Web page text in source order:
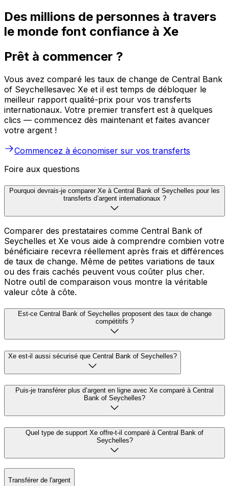
Des millions de personnes à travers
le monde font confiance à Xe
Prêt à commencer ?
Vous avez comparé les taux de change de Central Bank
of Seychellesavec Xe et il est temps de débloquer le
meilleur rapport qualité-prix pour vos transferts
internationaux. Votre premier transfert est à quelques
clics — commencez dès maintenant et faites avancer
votre argent !
Commencez à économiser sur vos transferts
Foire aux questions
Pourquoi devrais-je comparer Xe à Central Bank of Seychelles pour les
transferts d’argent internationaux ?
Comparer des prestataires comme Central Bank of
Seychelles et Xe vous aide à comprendre combien votre
bénéficiaire recevra réellement après frais et différences
de taux de change. Même de petites variations de taux
ou des frais cachés peuvent vous coûter plus cher.
Notre outil de comparaison vous montre la véritable
valeur côte à côte.
Est-ce Central Bank of Seychelles proposent des taux de change
compétitifs ?
Xe est-il aussi sécurisé que Central Bank of Seychelles?
Puis-je transférer plus d’argent en ligne avec Xe comparé à Central
Bank of Seychelles?
Quel type de support Xe offre-t-il comparé à Central Bank of
Seychelles?
Transférer de l'argent